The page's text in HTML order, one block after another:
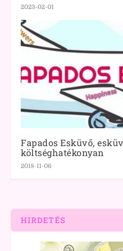
2023-02-01
Fapados Esküvő,
költséghatékonyan
2018-11-06
HIRDETÉS